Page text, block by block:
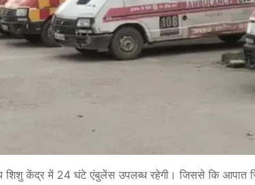
शिशु केंद्र में 24 घंटे एंबुलेंस उपलब्ध रहेगी। जिससे कि आपात